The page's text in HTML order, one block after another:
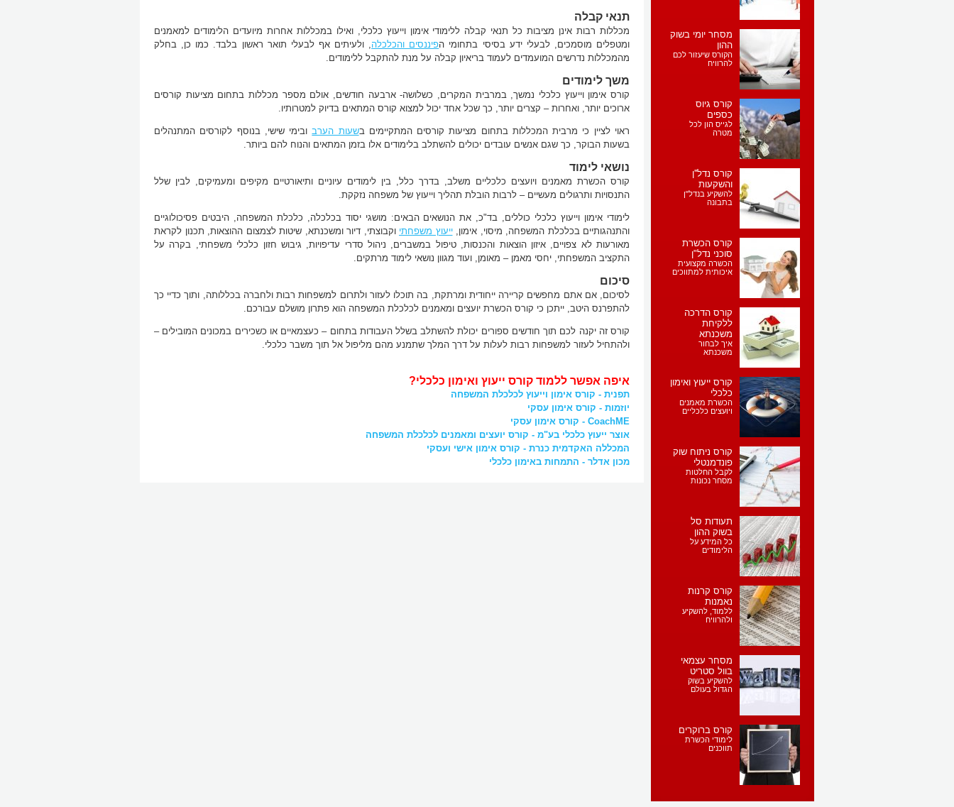
מסחר יומי בשוק
ההון
הקורס שיעזור לכם
להרוויח
קורס גיוס
כספים
לגייס הון לכל
מטרה
קורס נדל''ן
והשקעות
להשקיע בנדל"ן
בתבונה
קורס הכשרת
סוכני נדל"ן
הכשרה מקצועית
איכותית למתווכים
קורס הדרכה
ללקיחת
משכנתא
איך לבחור
משכנתא
קורס ייעוץ ואימון
כלכלי
הכשרת מאמנים
ויועצים כלכליים
קורס ניתוח שוק
פונדמנטלי
לקבל החלטות
מסחר נכונות
תעודות סל
בשוק ההון
כל המידע על
הלימודים
קורס קרנות
נאמנות
ללמוד, להשקיע
ולהרוויח
מסחר עצמאי
בוול סטריט
להשקיע בשוק
הגדול בעולם
קורס ברוקרים
לימודי הכשרת
תווכנים
תנאי קבלה
מכללות רבות אינן מציבות כל תנאי קבלה ללימודי אימון וייעוץ כלכלי, ואילו במכללות אחרות מיועדים הלימודים למאמנים
ומטפלים מוסמכים, לבעלי ידע בסיסי בתחומי הפיננסים והכלכלה, ולעיתים אף לבעלי תואר ראשון בלבד. כמו כן, בחלק
מהמכללות נדרשים המועמדים לעמוד בריאיון קבלה על מנת להתקבל ללימודים.
משך לימודים
קורס אימון וייעוץ כלכלי נמשך, במרבית המקרים, כשלושה- ארבעה חודשים, אולם מספר מכללות בתחום מציעות קורסים
ארוכים יותר, ואחרות – קצרים יותר, כך שכל אחד יכול למצוא קורס המתאים בדיוק למטרותיו.
ראוי לציין כי מרבית המכללות בתחום מציעות קורסים המתקיימים בשעות הערבובימי שישי, בנוסף לקורסים המתנהלים
בשעות הבוקר, כך שגם אנשים עובדים יכולים להשתלב בלימודים אלו בזמן המתאים והנוח להם ביותר.
נושאי לימוד
קורס הכשרת מאמנים ויועצים כלכליים משלב, בדרך כלל, בין לימודים עיוניים ותיאורטיים מקיפים ומעמיקים, לבין שלל
התנסויות ותרגולים מעשיים – לרבות הובלת תהליך וייעוץ של משפחה נזקקת.
לימודי אימון וייעוץ כלכלי כוללים, בד"כ, את הנושאים הבאים: מושגי יסוד בכלכלה, כלכלת המשפחה, היבטים פסיכולוגיים
והתנהגותיים בכלכלת המשפחה, מיסוי, אימון,ייעוץ משפחתי וקבוצתי, דיור ומשכנתא, שיטות לצמצום ההוצאות, תכנון לקראת
מאורעות לא צפויים, איזון הוצאות והכנסות, טיפול במשברים, ניהול סדרי עדיפויות, גיבוש חזון כלכלי משפחתי, בקרה על
התקציב המשפחתי, יחסי מאמן – מאומן, ועוד מגוון נושאי לימוד מרתקים.
סיכום
לסיכום, אם אתם מחפשים קריירה ייחודית ומרתקת, בה תוכלו לעזור ולתרום למשפחות רבות ולחברה בכללותה, ותוך כדיי כך
להתפרנס היטב, ייתכן כי קורס הכשרת יועצים ומאמנים לכלכלת המשפחה הוא פתרון מושלם עבורכם.
קורס זה יקנה לכם תוך חודשים ספורים יכולת להשתלב בשלל העבודות בתחום – כעצמאיים או כשכירים במכונים המובילים –
ולהתחיל לעזור למשפחות רבות לעלות על דרך המלך שתמנע מהם מליפול אל תוך משבר כלכלי.
איפה אפשר ללמוד קורס ייעוץ ואימון כלכלי?
תפנית - קורס אימון וייעוץ לכלכלת המשפחה
יוזמות - קורס אימון עסקי
CoachME - קורס אימון עסקי
אוצר ייעוץ כלכלי בע"מ - קורס יועצים ומאמנים לכלכלת המשפחה
המכללה האקדמית כנרת - קורס אימון אישי ועסקי
מכון אדלר - התמחות באימון כלכלי